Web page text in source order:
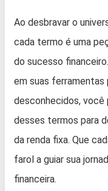
Ao desbravar o
cada termo é uma
do sucesso
em suas ferramentas
desconhecidos,
desses termos para
da renda fixa. Que
farol a guiar sua
financeira.